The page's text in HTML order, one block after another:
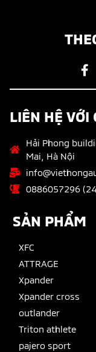
LIÊN HỆ VỚI
Hải Phong
Mai, Hà Nội
0886057296
SẢN PHẨM
XFC
ATTRAGE
Xpander
Xpander cross
outlander
Triton athlete
pajero sport